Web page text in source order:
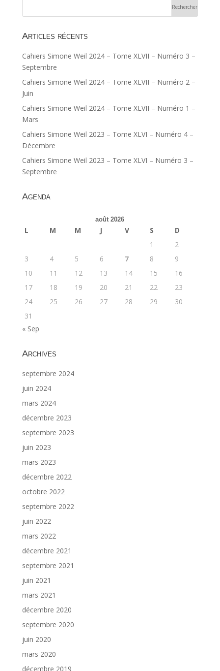
Articles récents
Cahiers Simone Weil 2024 – Tome XLVII – Numéro 3 –
Septembre
Cahiers Simone Weil 2024 – Tome XLVII – Numéro 2 –
Juin
Cahiers Simone Weil 2024 – Tome XLVII – Numéro 1 –
Mars
Cahiers Simone Weil 2023 – Tome XLVI – Numéro 4 –
Décembre
Cahiers Simone Weil 2023 – Tome XLVI – Numéro 3 –
Septembre
Agenda
août 2026
L M M J V S
D
1
2
3
4 5 6 7 8
9
10
11 12 13 14 15
16
17
18 19 20 21 22
23
24
25 26 27 28 29
30
31
« Sep
Archives
septembre 2024
juin 2024
mars 2024
décembre 2023
septembre 2023
juin 2023
mars 2023
décembre 2022
octobre 2022
septembre 2022
juin 2022
mars 2022
décembre 2021
septembre 2021
juin 2021
mars 2021
décembre 2020
septembre 2020
juin 2020
mars 2020
décembre 2019